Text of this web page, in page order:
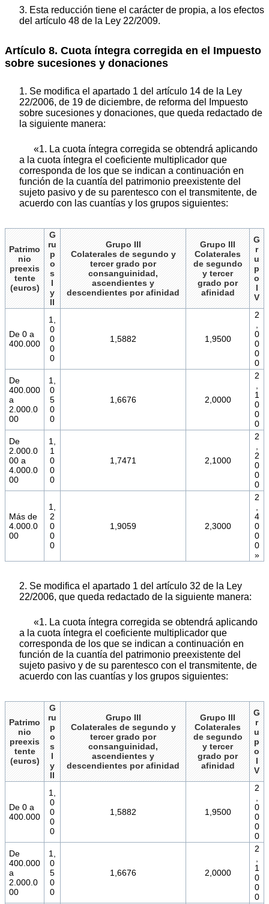
3. Esta reducción tiene el carácter de propia, a los efectos
del artículo 48 de la Ley 22/2009.
Artículo 8. Cuota íntegra corregida en el Impuesto
sobre sucesiones y donaciones
1. Se modifica el apartado 1 del artículo 14 de la Ley
22/2006, de 19 de diciembre, de reforma del Impuesto
sobre sucesiones y donaciones, que queda redactado de
la siguiente manera:
«1. La cuota íntegra corregida se obtendrá aplicando
a la cuota íntegra el coeficiente multiplicador que
corresponda de los que se indican a continuación en
función de la cuantía del patrimonio preexistente del
sujeto pasivo y de su parentesco con el transmitente, de
acuerdo con las cuantías y los grupos siguientes:
Patrimo
nio
preexis
tente
(euros)
G
ru
p
o
s
I
y
II
Grupo III
Colaterales de segundo y
tercer grado por
consanguinidad,
ascendientes y
descendientes por afinidad
Grupo III
Colaterales
de segundo
y tercer
grado por
afinidad
G
r
u
p
o
I
V
De 0 a
400.000
1,
0
0
0
0
1,5882 1,9500
2
0
0
0
0
De
400.000
a
2.000.0
00
1,
0
5
0
0
1,6676 2,0000
2
1
0
0
0
De
2.000.0
00 a
4.000.0
00
1,
1
0
0
0
1,7471 2,1000
2
2
0
0
0
Más de
4.000.0
00
1,
2
0
0
0
1,9059 2,3000
2
4
0
0
0
»
2. Se modifica el apartado 1 del artículo 32 de la Ley
22/2006, que queda redactado de la siguiente manera:
«1. La cuota íntegra corregida se obtendrá aplicando
a la cuota íntegra el coeficiente multiplicador que
corresponda de los que se indican a continuación en
función de la cuantía del patrimonio preexistente del
sujeto pasivo y de su parentesco con el transmitente, de
acuerdo con las cuantías y los grupos siguientes:
Patrimo
nio
preexis
tente
(euros)
G
ru
p
o
s
I
y
II
Grupo III
Colaterales de segundo y
tercer grado por
consanguinidad,
ascendientes y
descendientes por afinidad
Grupo III
Colaterales
de segundo
y tercer
grado por
afinidad
G
r
u
p
o
I
V
De 0 a
400.000
1,
0
0
0
0
1,5882 1,9500
2
0
0
0
0
De
400.000
a
2.000.0
00
1,
0
5
0
0
1,6676 2,0000
2
1
0
0
0